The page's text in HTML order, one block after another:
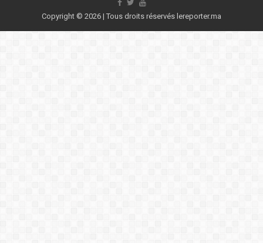
Copyright © 2026 | Tous droits réservés lereporter.ma